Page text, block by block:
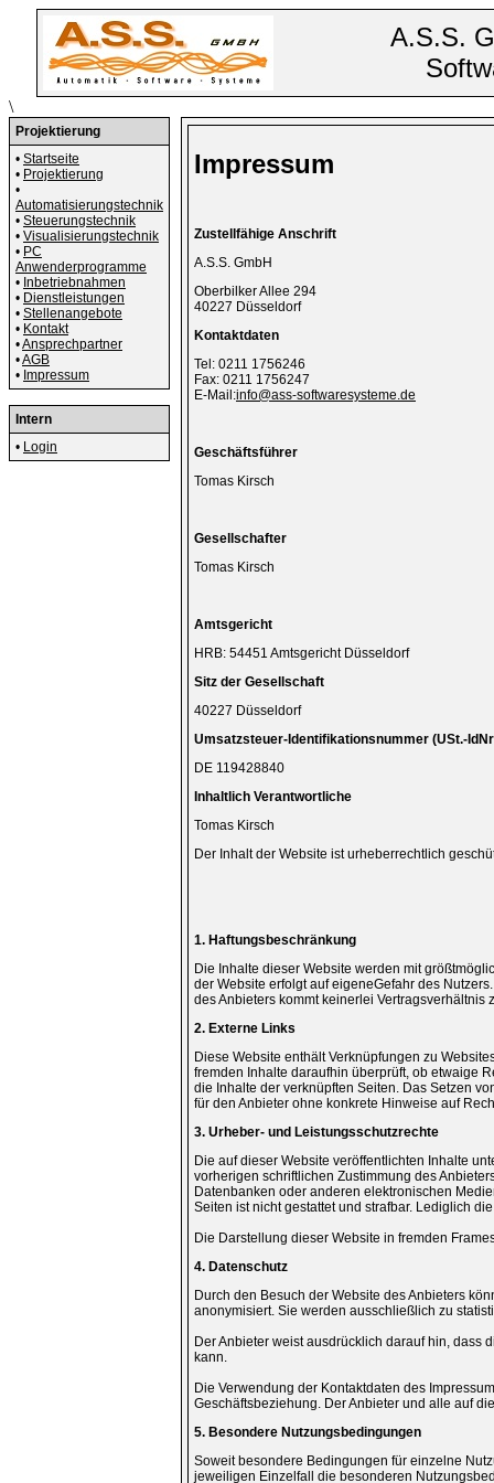
A.S.S.
\
Projektierung
• Startseite
• Projektierung
•
Automatisierungstechnik
• Steuerungstechnik
• Visualisierungstechnik
• PC
Anwenderprogramme
• Inbetriebnahmen
• Dienstleistungen
• Stellenangebote
• Kontakt
•Ansprechpartner
•AGB
• Impressum
Intern
• Login
Impressum
Zustellfähige Anschrift
A.S.S. GmbH
Oberbilker Allee 294
40227 Düsseldorf
Kontaktdaten
Tel: 0211 1756246
Fax: 0211 1756247
E-Mail:info@ass-softwaresysteme.de
Geschäftsführer
Tomas Kirsch
Gesellschafter
Tomas Kirsch
Amtsgericht
HRB: 54451 Amtsgericht Düsseldorf
Sitz der Gesellschaft
40227 Düsseldorf
Umsatzsteuer-Identifikationsnummer (USt.-
DE 119428840
Inhaltlich Verantwortliche
Tomas Kirsch
Der Inhalt der Website ist urheberrechtlich
1. Haftungsbeschränkung
Die Inhalte dieser Website werden mit
der Website erfolgt auf eigeneGefahr des
des Anbieters kommt keinerlei
2. Externe Links
Diese Website enthält Verknüpfungen zu
fremden Inhalte daraufhin überprüft, ob etwaige
die Inhalte der verknüpften Seiten. Das Setzen
für den Anbieter ohne konkrete Hinweise auf
3. Urheber- und Leistungsschutzrechte
Die auf dieser Website veröffentlichten Inhalte
vorherigen schriftlichen Zustimmung des
Datenbanken oder anderen elektronischen
Seiten ist nicht gestattet und strafbar. Lediglich
Die Darstellung dieser Website in fremden
4. Datenschutz
Durch den Besuch der Website des Anbieters
anonymisiert. Sie werden ausschließlich zu
Der Anbieter weist ausdrücklich darauf hin, dass
kann.
Die Verwendung der Kontaktdaten des
Geschäftsbeziehung. Der Anbieter und alle auf
5. Besondere Nutzungsbedingungen
Soweit besondere Bedingungen für einzelne
jeweiligen Einzelfall die besonderen